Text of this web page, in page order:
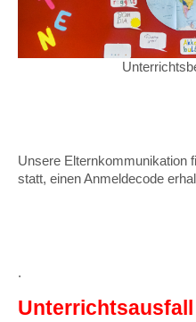
Unsere Elternkommunikation
statt, einen Anmeldecode
.